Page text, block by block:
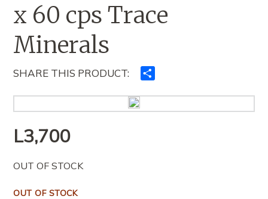
x 60 cps Trace
Minerals
SHARE THIS PRODUCT:
tjerët
L3,700
OUT OF STOCK
OUT OF STOCK